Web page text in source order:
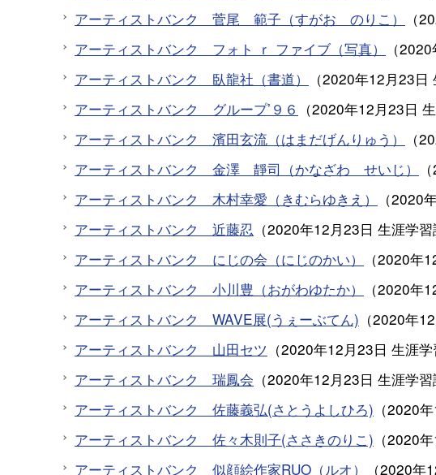
アーティストバンク 菅尾 範子（すがお のりこ）
（
アーティストバンク フォト ｒ ファイブ（写真）
（2020
アーティストバンク 臥龍社（書道）
（2020年12月23日
アーティストバンク グループ’９６ （2020年12月23日
アーティストバンク 濱田玄流（はまだげんりゅう）
（
アーティストバンク 金澤 靜司（かなざわ せいじ）
（
アーティストバンク 木村幸愛（きむらゆきえ）
（2020
アーティストバンク 近藤忍 （2020年12月23日 生涯学習
アーティストバンク にじの会（にじのかい）
（2020年
アーティストバンク 小川豊（おがわゆたか）
（2020年
アーティストバンク WAVE展(うぇーぶてん) （2020年
アーティストバンク 山田セツ （2020年12月23日 生涯
アーティストバンク 瑞鳳会 （2020年12月23日 生涯学習
アーティストバンク 佐藤義弘(さとうよしひろ) （2020
アーティストバンク 佐々木則子(ささきのりこ) （2020
アーティストバンク 似顔絵作家RUO（ルオ）
（2020年